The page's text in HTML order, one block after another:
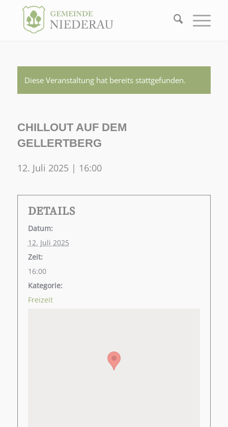
Diese Veranstaltung hat bereits stattgefunden.
CHILLOUT AUF DEM
GELLERTBERG
12. Juli 2025 | 16:00
DETAILS
Datum:
12. Juli 2025
Zeit:
16:00
Kategorie:
Freizeit